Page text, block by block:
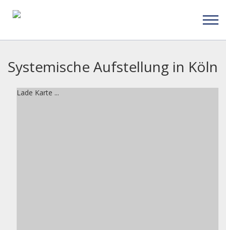
Systemische Aufstellung in Köln
Lade Karte ...